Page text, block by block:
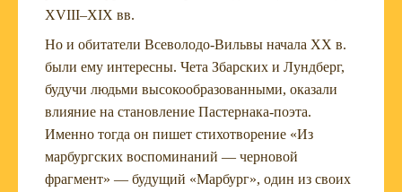
XVIII–XIX вв.
Но и обитатели Всеволодо-Вильвы начала XX в.
были ему интересны. Чета Збарских и Лундберг,
будучи людьми высокообразованными, оказали
влияние на становление Пастернака-поэта.
Именно тогда он пишет стихотворение «Из
марбургских воспоминаний — черновой
фрагмент» — будущий «Марбург», один из своих